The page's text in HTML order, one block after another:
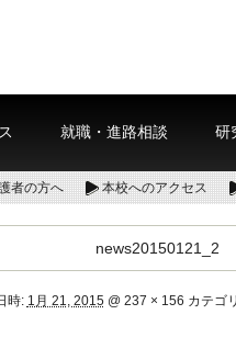
就職・進路相談 研
者の方へ 本校へのアクセス
news20150121_2
時: 1月 21, 2015@ 237 × 156 カテゴ